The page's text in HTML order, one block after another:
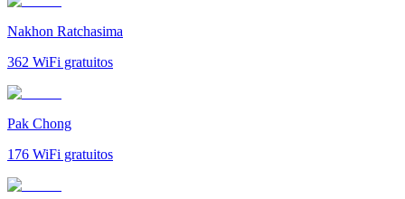
Nakhon Ratchasima
362 WiFi gratuitos
Pak Chong
176 WiFi gratuitos